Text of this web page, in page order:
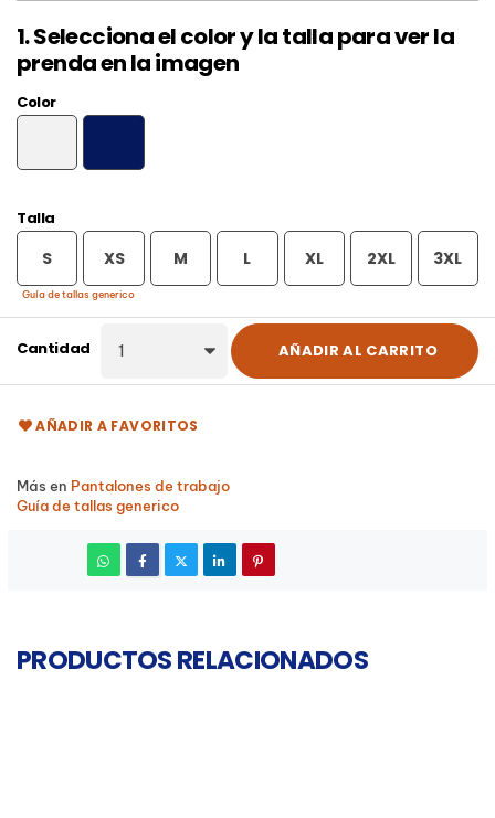
Color
Talla
S XS M L XL 2XL 3XL
Guía de tallas generico
Cantidad AÑADIR AL CARRITO
AÑADIR A FAVORITOS
Más en Pantalones de trabajo
Guía de tallas generico
1. Selecciona el color y la talla para ver la
prenda en la imagen
PRODUCTOS RELACIONADOS